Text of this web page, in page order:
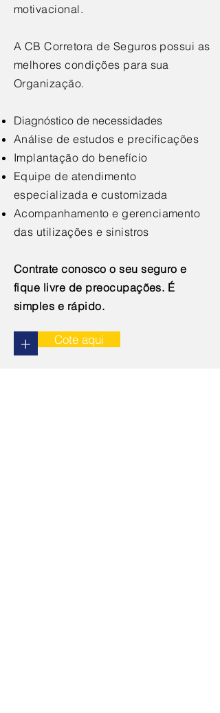
motivacional.
A CB Corretora de Seguros possui as
melhores condições para sua
Organização.
Diagnóstico de necessidades
Análise de estudos e precificações
Implantação do benefício
Equipe de atendimento
especializada e customizada
Acompanhamento e gerenciamento
das utilizações e sinistros
Contrate conosco o seu seguro e
fique livre de preocupações. É
simples e rápido.
+ Cote aqui